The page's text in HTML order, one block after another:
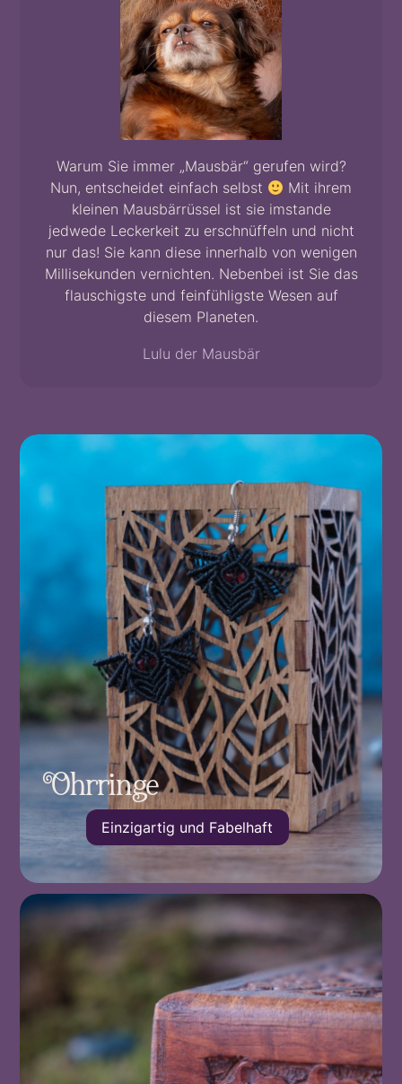
Warum Sie immer „Mausbär“ gerufen wird?
Nun, entscheidet einfach selbst
Mit ihrem
kleinen Mausbärrüssel ist sie imstande
jedwede Leckerkeit zu erschnüffeln und nicht
nur das! Sie kann diese innerhalb von wenigen
Millisekunden vernichten. Nebenbei ist Sie das
flauschigste und feinfühligste Wesen auf
diesem Planeten.
Lulu der Mausbär
Ohrringe
Einzigartig und Fabelhaft